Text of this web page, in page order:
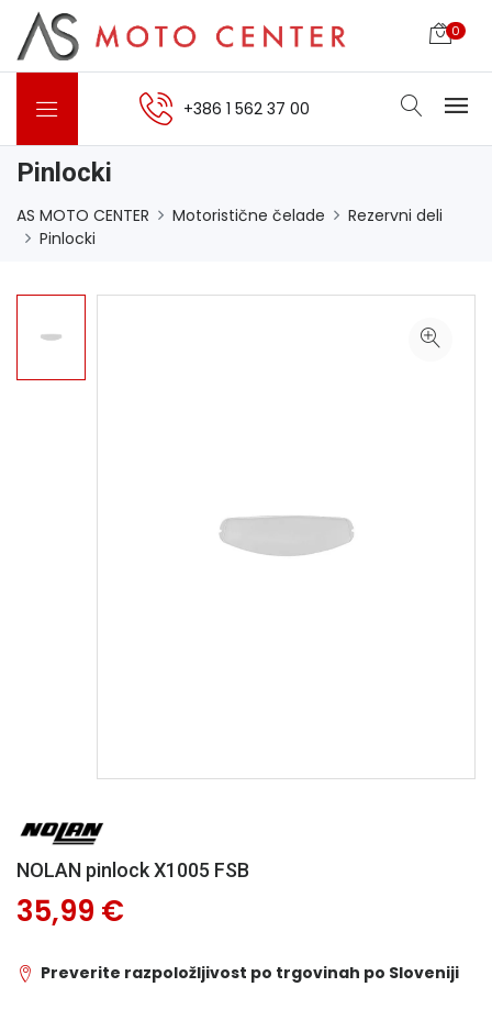
0
+386 1 562 37 00
Pinlocki
AS MOTO CENTER Motoristične čelade
Rezervni deli
Pinlocki
NOLAN pinlock X1005 FSB
35,99 €
Preverite razpoložljivost po trgovinah po Sloveniji